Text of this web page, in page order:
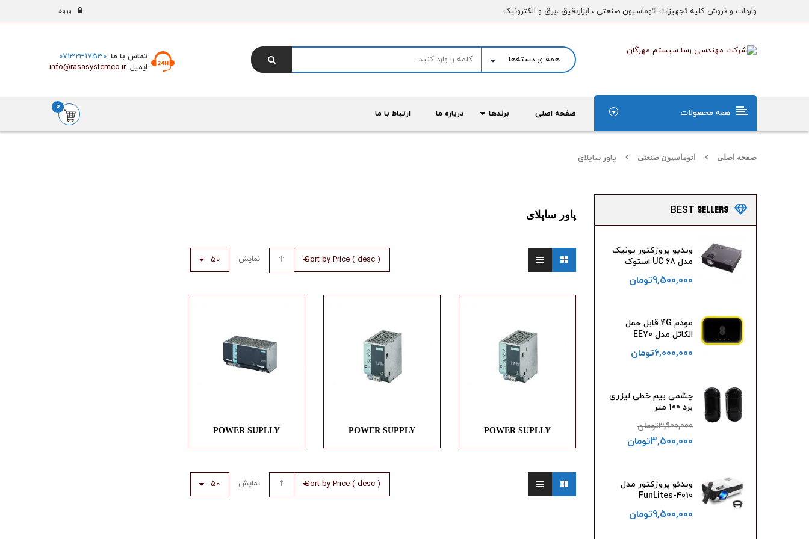
ورود واردات و فروش کلیه تجهیزات اتوماسیون صنعتی ، ابزاردقیق ،برق و الکترونیک
تماس با ما: 07132317530
ایمیل: info@rasasystemco.ir
همه محصولات صفحه اصلی برندها درباره ما ارتباط با ما
0
صفحه اصلی اتوماسیون صنعتی پاور ساپلای
BEST SELLERS
ویدیو پروژکتور یونیک
مدل UC 68 استوک
9,500,000تومان
مودم 4G قابل حمل
الکاتل مدل EE70
6,000,000تومان
چشمی بیم خطی لیزری
برد 100 متر
3,900,000تومان
3,500,000تومان
ویدئو پروژکتور مدل
FunLites-4010
9,500,000تومان
پاور ساپلای
Sort by Price ( desc ) نمایش 50
POWER SUPLLY
POWER SUPPLY
POWER SUPLLY
Sort by Price ( desc ) نمایش 50